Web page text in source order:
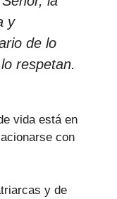
y
de lo
respetan.
vida está en
con
y de